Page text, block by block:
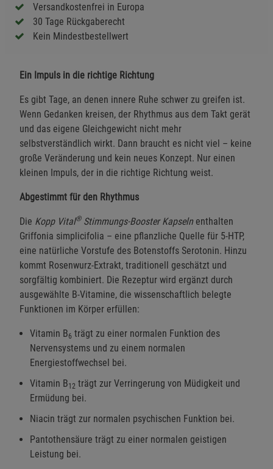
Versandkostenfrei in Europa
30 Tage Rückgaberecht
Kein Mindestbestellwert
Ein Impuls in die richtige Richtung
Es gibt Tage, an denen innere Ruhe schwer zu greifen ist.
Wenn Gedanken kreisen, der Rhythmus aus dem Takt gerät
und das eigene Gleichgewicht nicht mehr
selbstverständlich wirkt. Dann braucht es nicht viel – keine
große Veränderung und kein neues Konzept. Nur einen
kleinen Impuls, der in die richtige Richtung weist.
Abgestimmt für den Rhythmus
Die Kopp Vital®Stimmungs-Booster Kapseln enthalten
Griffonia simplicifolia – eine pflanzliche Quelle für 5-HTP,
eine natürliche Vorstufe des Botenstoffs Serotonin. Hinzu
kommt Rosenwurz-Extrakt, traditionell geschätzt und
sorgfältig kombiniert. Die Rezeptur wird ergänzt durch
ausgewählte B-Vitamine, die wissenschaftlich belegte
Funktionen im Körper erfüllen:
Vitamin B6 trägt zu einer normalen Funktion des
Nervensystems und zu einem normalen
Energiestoffwechsel bei.
Vitamin B12 trägt zur Verringerung von Müdigkeit und
Ermüdung bei.
Niacin trägt zur normalen psychischen Funktion bei.
Pantothensäure trägt zu einer normalen geistigen
Leistung bei.